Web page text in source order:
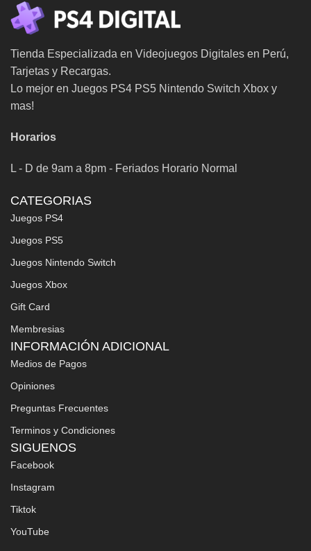
Tienda Especializada en Videojuegos Digitales en Perú,
Tarjetas y Recargas.
Lo mejor en Juegos PS4 PS5 Nintendo Switch Xbox y
mas!
Horarios
L - D de 9am a 8pm - Feriados Horario Normal
CATEGORIAS
Juegos PS4
Juegos PS5
Juegos Nintendo Switch
Juegos Xbox
Gift Card
Membresias
INFORMACIÓN ADICIONAL
Medios de Pagos
Opiniones
Preguntas Frecuentes
Terminos y Condiciones
SIGUENOS
Facebook
Instagram
Tiktok
YouTube